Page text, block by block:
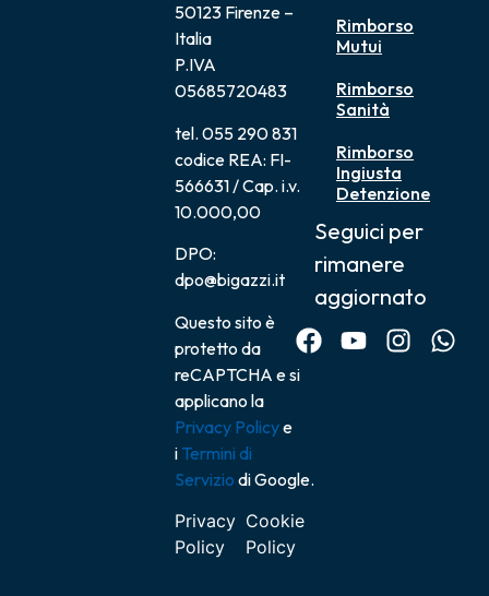
50123 Firenze –
Italia
P.IVA
05685720483
tel. 055 290 831
codice REA: FI-
566631 / Cap. i.v.
10.000,00
DPO:
dpo@bigazzi.it
Questo sito è
protetto da
reCAPTCHA e si
applicano la
Privacy Policye
i Termini di
Servizio di Google.
Privacy
Policy
Cookie
Policy
Rimborso
Mutui
Rimborso
Sanità
Rimborso
Ingiusta
Detenzione
Seguici per
rimanere
aggiornato